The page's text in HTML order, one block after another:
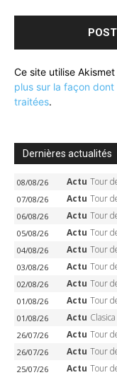
Ce site utilise
plus sur la façon
traitées.
Dernières actualités
08/08/26 Actu Tour de France
07/08/26 Actu Tour de France
06/08/26 Actu Tour de France
05/08/26 Actu Tour de France
04/08/26 Actu Tour de France
03/08/26 Actu Tour de France
02/08/26 Actu Tour de France
01/08/26 Actu Tour de France
01/08/26 Actu Clasica San
26/07/26 Actu Tour de France
26/07/26 Actu Tour de France
25/07/26 Actu Tour de France